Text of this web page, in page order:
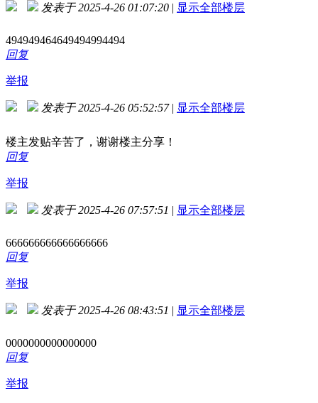
发表于 2025-4-26 01:07:20 | 显示全部楼层
494949464649494994494
回复
举报
发表于 2025-4-26 05:52:57 | 显示全部楼层
楼主发贴辛苦了，谢谢楼主分享！
回复
举报
发表于 2025-4-26 07:57:51 | 显示全部楼层
666666666666666666
回复
举报
发表于 2025-4-26 08:43:51 | 显示全部楼层
0000000000000000
回复
举报